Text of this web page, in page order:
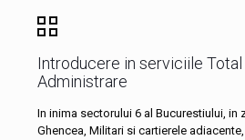
Introducere in serviciile
Administrare
In inima sectorului 6 al Bucurestiului, in
Ghencea, Militari si cartierele